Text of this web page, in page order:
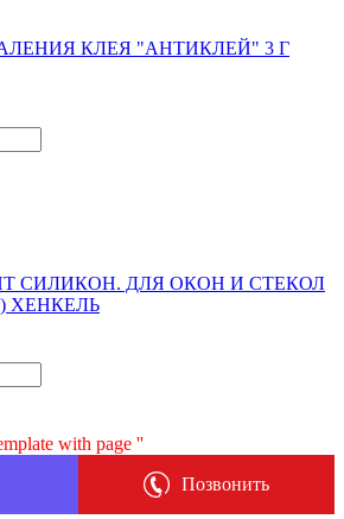
КЛЕЯ "АНТИКЛЕЙ" 3 Г
СИЛИКОН. ДЛЯ ОКОН И СТЕКОЛ
ХЕНКЕЛЬ
with page ''
Позвонить